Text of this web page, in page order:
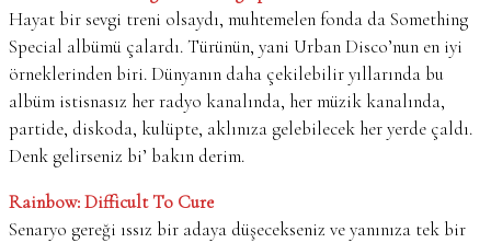
Hayat bir sevgi treni olsaydı, muhtemelen fonda da Something
Special albümü çalardı. Türünün, yani Urban Disco’nun en iyi
örneklerinden biri. Dünyanın daha çekilebilir yıllarında bu
albüm istisnasız her radyo kanalında, her müzik kanalında,
partide, diskoda, kulüpte, aklınıza gelebilecek her yerde çaldı.
Denk gelirseniz bi’ bakın derim.
Rainbow: Difficult To Cure
Senaryo gereği ıssız bir adaya düşecekseniz ve yanınıza tek bir